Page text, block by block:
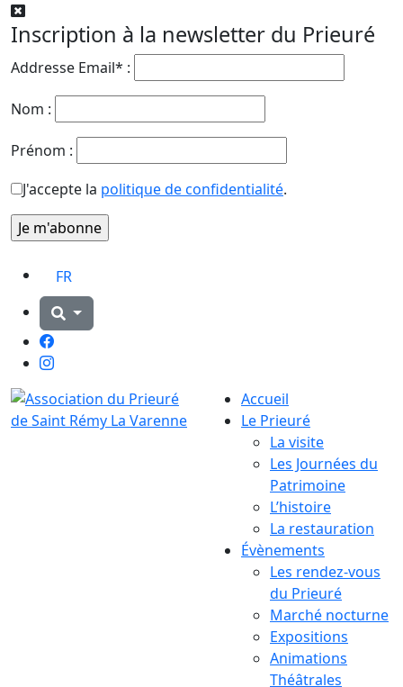
Inscription à la newsletter du Prieuré
Addresse Email* :
Nom :
Prénom :
J'accepte la politique de confidentialité.
FR
Facebook
Instagram
Accueil
Le Prieuré
La visite
Les Journées du
Patrimoine
L’histoire
La restauration
Évènements
Les rendez-vous
du Prieuré
Marché nocturne
Expositions
Animations
Théâtrales